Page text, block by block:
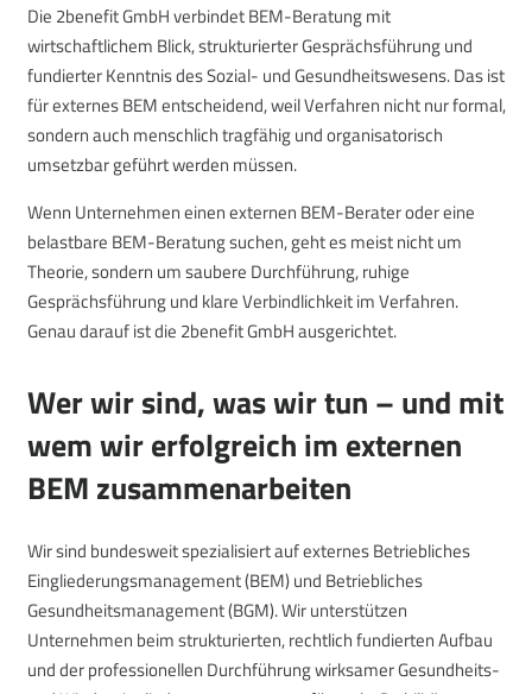
Die 2benefit GmbH verbindet BEM-Beratung mit
wirtschaftlichem Blick, strukturierter Gesprächsführung und
fundierter Kenntnis des Sozial- und Gesundheitswesens. Das ist
für externes BEM entscheidend, weil Verfahren nicht nur formal,
sondern auch menschlich tragfähig und organisatorisch
umsetzbar geführt werden müssen.
Wenn Unternehmen einen externen BEM-Berater oder eine
belastbare BEM-Beratung suchen, geht es meist nicht um
Theorie, sondern um saubere Durchführung, ruhige
Gesprächsführung und klare Verbindlichkeit im Verfahren.
Genau darauf ist die 2benefit GmbH ausgerichtet.
Wer wir sind, was wir tun – und mit
wem wir erfolgreich im externen
BEM zusammenarbeiten
Wir sind bundesweit spezialisiert auf externes Betriebliches
Eingliederungsmanagement (BEM) und Betriebliches
Gesundheitsmanagement (BGM). Wir unterstützen
Unternehmen beim strukturierten, rechtlich fundierten Aufbau
und der professionellen Durchführung wirksamer Gesundheits-